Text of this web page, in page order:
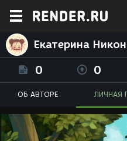
Екатерина
0 0
ОБ АВТОРЕ ЛИЧНАЯ